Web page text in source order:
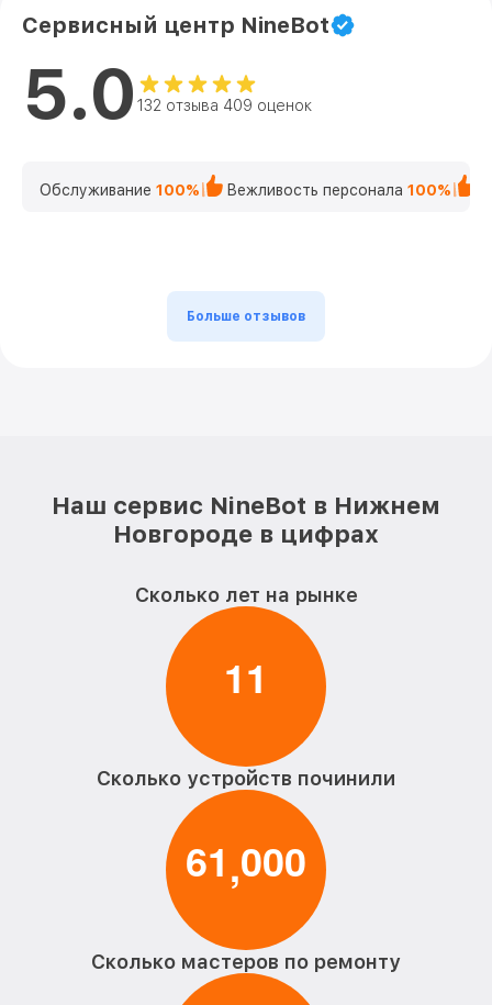
Сервисный центр NineBot
5.0 132 отзыва 409 оценок
Обслуживание 100% Вежливость персонала 100%
Больше отзывов
Наш сервис NineBot в Нижнем
Новгороде в цифрах
Сколько лет на рынке
11
Сколько устройств починили
61,000
Сколько мастеров по ремонту